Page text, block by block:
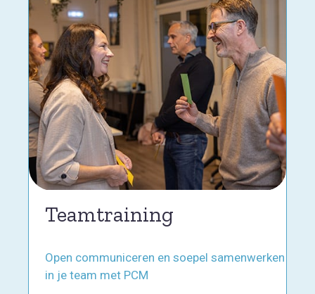
Teamtraining
Open communiceren en soepel samenwerken
in je team met PCM